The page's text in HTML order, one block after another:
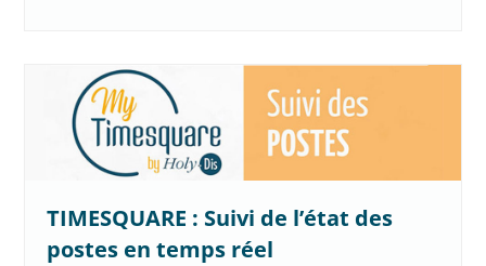
TIMESQUARE : Suivi de l’état des
postes en temps réel